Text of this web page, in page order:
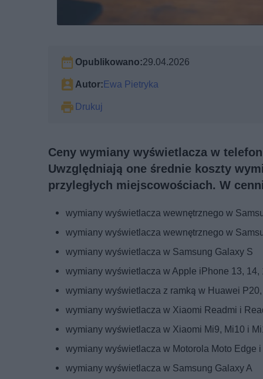
Opublikowano:29.04.2026
Autor: Ewa Pietryka
Drukuj
Ceny wymiany wyświetlacza w
Uwzględniają one średnie koszty
przyległych miejscowościach. W
wymiany wyświetlacza wewnętrznego w
wymiany wyświetlacza wewnętrznego w
wymiany wyświetlacza w Samsung Galaxy S
wymiany wyświetlacza w Apple iPhone 13, 14,
wymiany wyświetlacza z ramką w Huawei
wymiany wyświetlacza w Xiaomi Readmi i
wymiany wyświetlacza w Xiaomi Mi9, Mi10 i
wymiany wyświetlacza w Motorola Moto Edge i
wymiany wyświetlacza w Samsung Galaxy A